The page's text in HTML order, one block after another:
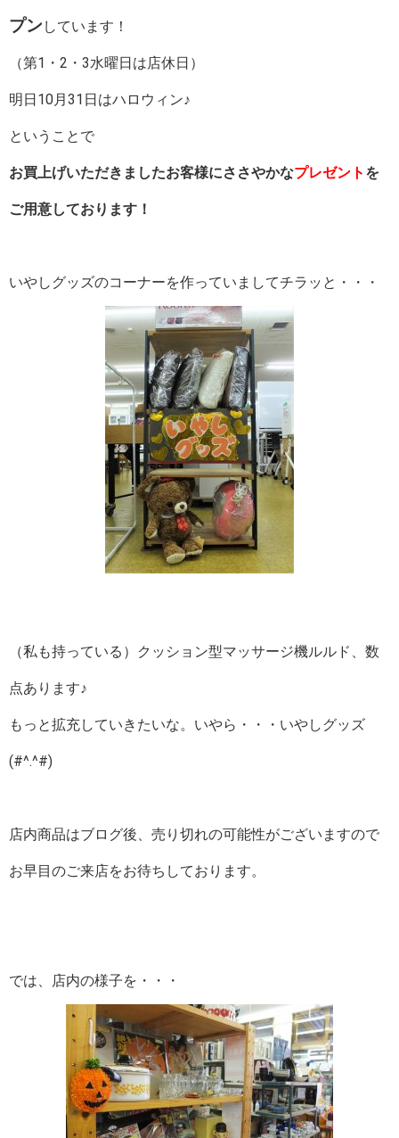
プン しています！
（第1・2・3水曜日は店休日）
明日10月31日はハロウィン♪
ということで
お買上げいただきましたお客様にささやかなプレゼント を
ご用意しております！
いやしグッズのコーナーを作っていましてチラッと・・・
（私も持っている）クッション型マッサージ機ルルド、数
点あります♪
もっと拡充していきたいな。いやら・・・いやしグッズ
(#^.^#)
店内商品はブログ後、売り切れの可能性がございますので
お早目のご来店をお待ちしております。
では、店内の様子を・・・